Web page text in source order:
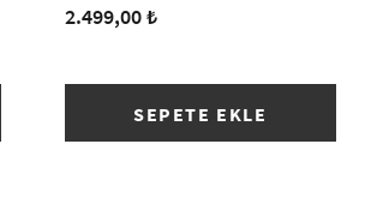
2.499,00 ₺
SEPETE EKLE